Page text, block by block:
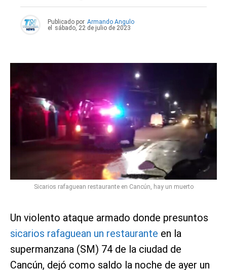
Publicado por Armando Angulo
el
sábado, 22 de julio de 2023
Sicarios rafaguean restaurante en Cancún, hay un muerto
Un violento ataque armado donde presuntos
sicarios rafaguean un restaurante en la
supermanzana (SM) 74 de la ciudad de
Cancún, dejó como saldo la noche de ayer un